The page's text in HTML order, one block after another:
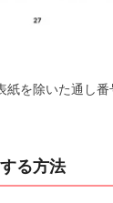
紙を除いた通し
る方法